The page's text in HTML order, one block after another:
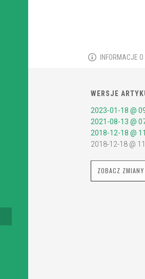
INFORMACJE
WERSJE
2023-01-18 @
2021-08-13 @
2018-12-18 @
2018-12-18 @
ZOBACZ ZMIANY